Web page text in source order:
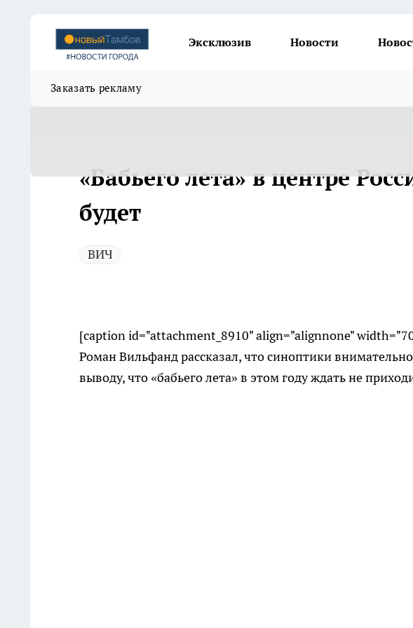
Эксклюзив Новости
Заказать рекламу
«Бабьего лета» в центре
будет
ВИЧ
[caption id="attachment_8910" align="alignnone"
Роман Вильфанд рассказал, что синоптики
выводу, что «бабьего лета» в этом году ждать не